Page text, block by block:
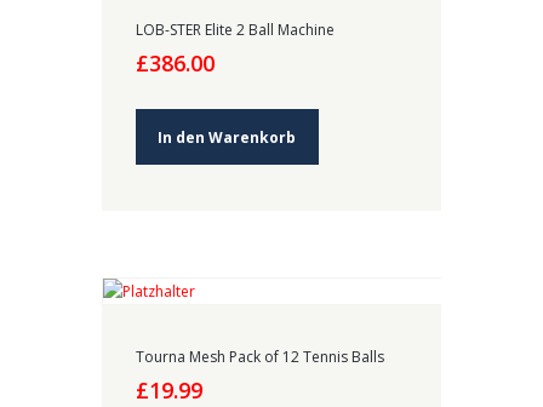
LOB-STER Elite 2 Ball Machine
£386.00
In den Warenkorb
Tourna Mesh Pack of 12 Tennis Balls
£19.99